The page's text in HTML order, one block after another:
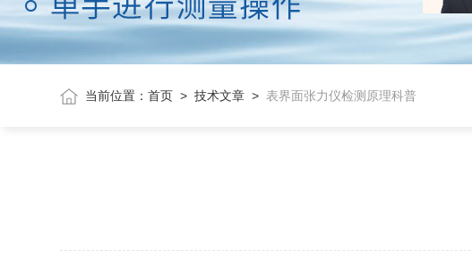
当前位置：首页 >技术文章 >表界面张力仪检测原理科普